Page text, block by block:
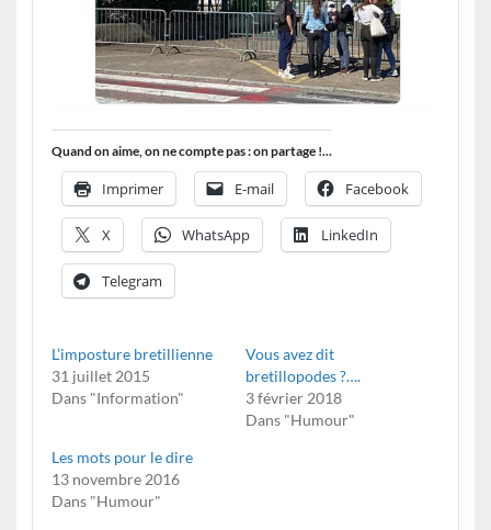
Quand on aime, on ne compte pas : on partage !...
Imprimer E-mail Facebook
X WhatsApp LinkedIn
Telegram
L’imposture bretillienne
31 juillet 2015
Dans "Information"
Vous avez dit
bretillopodes ?….
3 février 2018
Dans "Humour"
Les mots pour le dire
13 novembre 2016
Dans "Humour"